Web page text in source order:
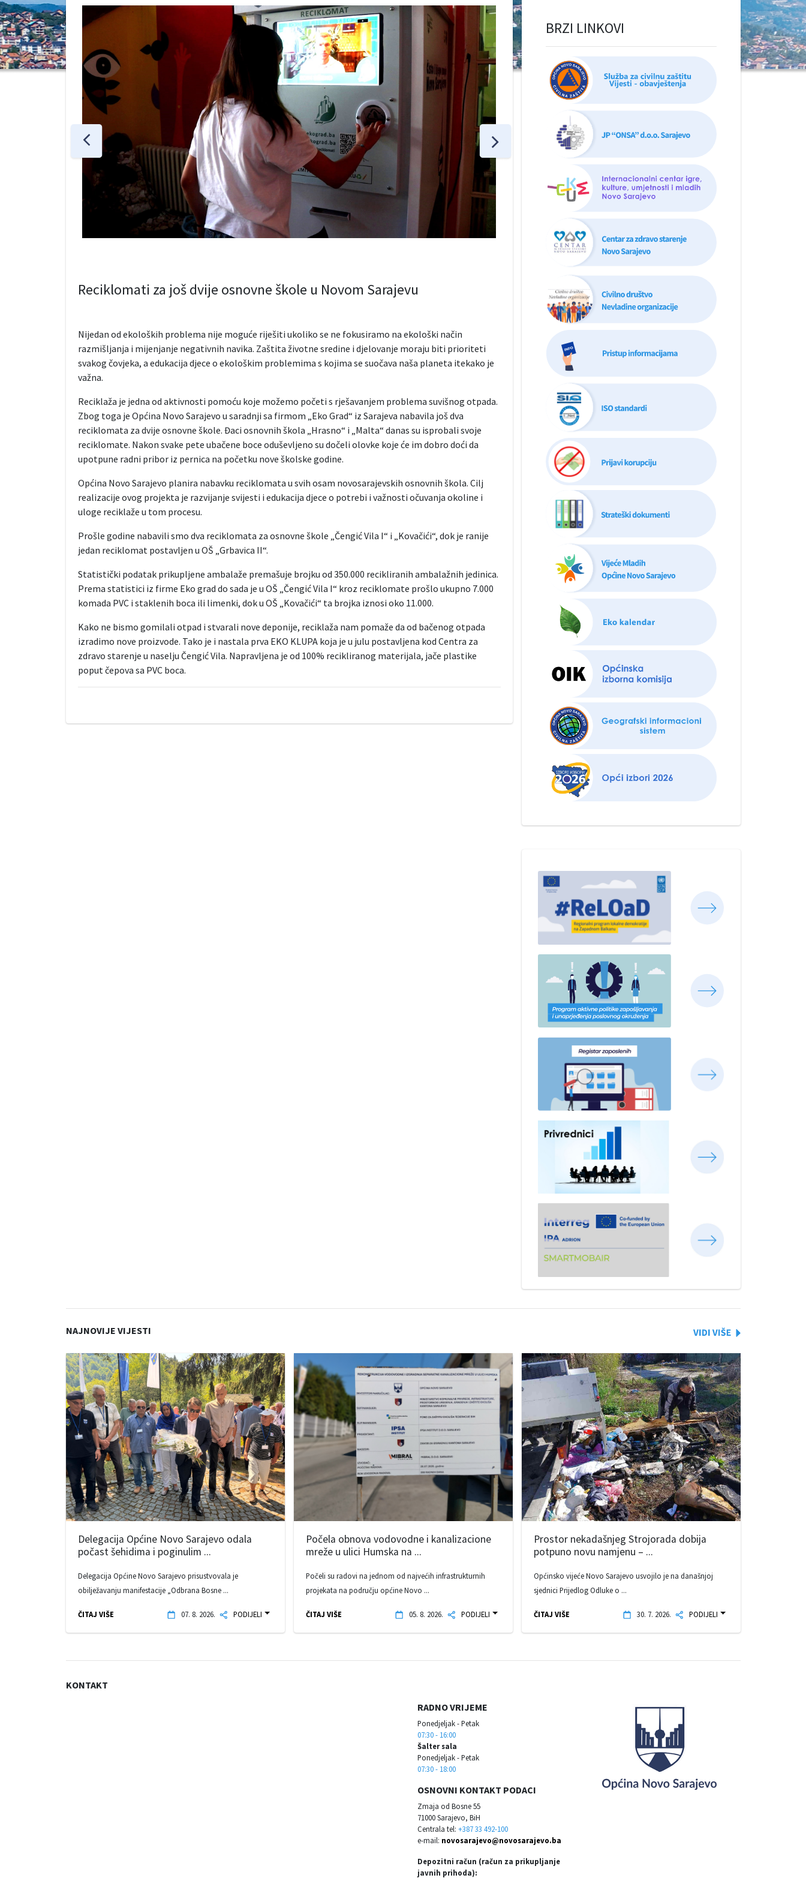
Reciklomati za još dvije osnovne škole u Novom Sarajevu
Nijedan od ekoloških problema nije moguće riješiti ukoliko se ne fokusiramo na ekološki način
razmišljanja i mijenjanje negativnih navika. Zaštita životne sredine i djelovanje moraju biti prioriteti
svakog čovjeka, a edukacija djece o ekološkim problemima s kojima se suočava naša planeta itekako je
važna.
Reciklaža je jedna od aktivnosti pomoću koje možemo početi s rješavanjem problema suvišnog otpada.
Zbog toga je Općina Novo Sarajevo u saradnji sa firmom „Eko Grad“ iz Sarajeva nabavila još dva
reciklomata za dvije osnovne škole. Đaci osnovnih škola „Hrasno“ i „Malta“ danas su isprobali svoje
reciklomate. Nakon svake pete ubačene boce oduševljeno su dočeli olovke koje će im dobro doći da
upotpune radni pribor iz pernica na početku nove školske godine.
Općina Novo Sarajevo planira nabavku reciklomata u svih osam novosarajevskih osnovnih škola. Cilj
realizacije ovog projekta je razvijanje svijesti i edukacija djece o potrebi i važnosti očuvanja okoline i
uloge reciklaže u tom procesu.
Prošle godine nabavili smo dva reciklomata za osnovne škole „Čengić Vila I“ i „Kovačići“, dok je ranije
jedan reciklomat postavljen u OŠ „Grbavica II“.
Statistički podatak prikupljene ambalaže premašuje brojku od 350.000 recikliranih ambalažnih jedinica.
Prema statistici iz firme Eko grad do sada je u OŠ „Čengić Vila I“ kroz reciklomate prošlo ukupno 7.000
komada PVC i staklenih boca ili limenki, dok u OŠ „Kovačići“ ta brojka iznosi oko 11.000.
Kako ne bismo gomilali otpad i stvarali nove deponije, reciklaža nam pomaže da od bačenog otpada
izradimo nove proizvode. Tako je i nastala prva EKO KLUPA koja je u julu postavljena kod Centra za
zdravo starenje u naselju Čengić Vila. Napravljena je od 100% recikliranog materijala, jače plastike
poput čepova sa PVC boca.
BRZI LINKOVI
NAJNOVIJE VIJESTI
Delegacija Općine Novo Sarajevo odala
počast šehidima i poginulim ...
Delegacija Općine Novo Sarajevo prisustvovala je
obilježavanju manifestacije „Odbrana Bosne ...
ČITAJ VIŠE 07. 8. 2026. PODIJELI
Počela obnova vodovodne i kanalizacione
mreže u ulici Humska na ...
Počeli su radovi na jednom od najvećih infrastrukturnih
projekata na području općine Novo ...
ČITAJ VIŠE 05. 8. 2026. PODIJELI
Prostor nekadašnjeg Strojorada dobija
potpuno novu namjenu – ...
Općinsko vijeće Novo Sarajevo usvojilo je na današnjoj
sjednici Prijedlog Odluke o ...
ČITAJ VIŠE 30. 7. 2026. PODIJELI
KONTAKT
RADNO VRIJEME
Ponedjeljak - Petak
07:30 - 16:00
Šalter sala
Ponedjeljak - Petak
07:30 - 18:00
OSNOVNI KONTAKT PODACI
Zmaja od Bosne 55
71000 Sarajevo, BiH
Centrala tel: +387 33 492-100
e-mail: novosarajevo@novosarajevo.ba
Depozitni račun (račun za prikupljanje
javnih prihoda):